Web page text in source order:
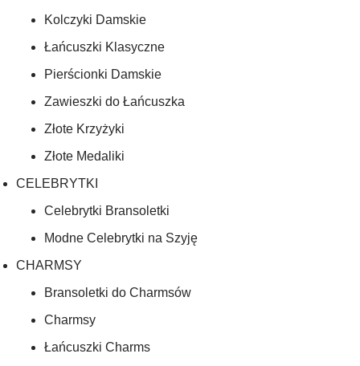
Kolczyki Damskie
Łańcuszki Klasyczne
Pierścionki Damskie
Zawieszki do Łańcuszka
Złote Krzyżyki
Złote Medaliki
CELEBRYTKI
Celebrytki Bransoletki
Modne Celebrytki na Szyję
CHARMSY
Bransoletki do Charmsów
Charmsy
Łańcuszki Charms